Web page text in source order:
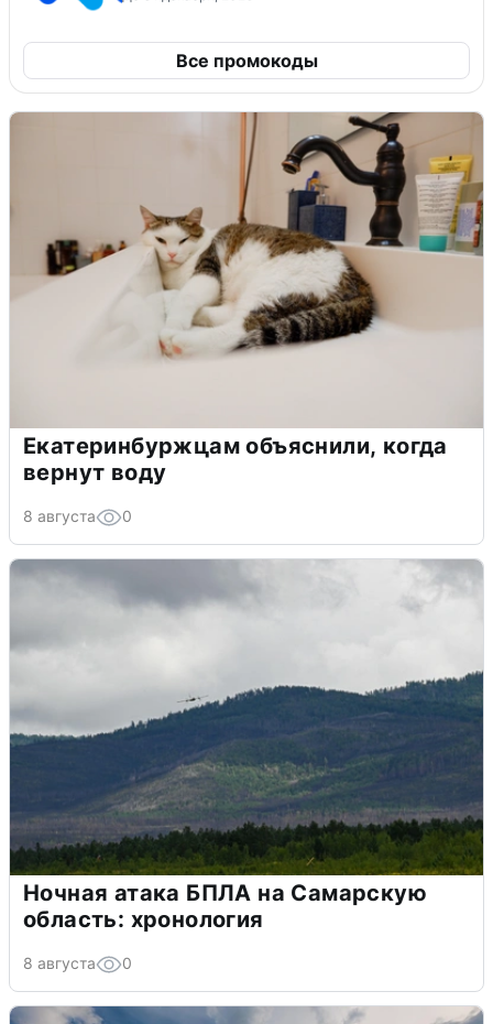
Все промокоды
Екатеринбуржцам объяснили, когда
вернут воду
8 августа 0
Ночная атака БПЛА на Самарскую
область: хронология
8 августа 0